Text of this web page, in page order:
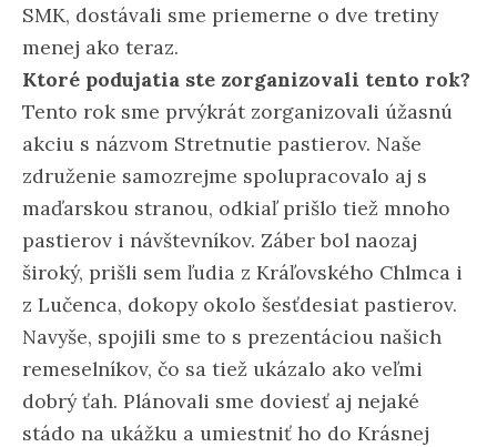
SMK, dostávali sme priemerne o dve tretiny
menej ako teraz.
Ktoré podujatia ste zorganizovali tento rok?
Tento rok sme prvýkrát zorganizovali úžasnú
akciu s názvom Stretnutie pastierov. Naše
združenie samozrejme spolupracovalo aj s
maďarskou stranou, odkiaľ prišlo tiež mnoho
pastierov i návštevníkov. Záber bol naozaj
široký, prišli sem ľudia z Kráľovského Chlmca i
z Lučenca, dokopy okolo šesťdesiat pastierov.
Navyše, spojili sme to s prezentáciou našich
remeselníkov, čo sa tiež ukázalo ako veľmi
dobrý ťah. Plánovali sme doviesť aj nejaké
stádo na ukážku a umiestniť ho do Krásnej